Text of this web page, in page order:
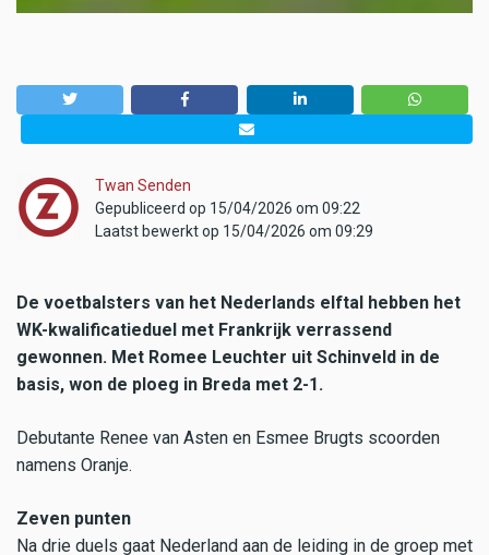
Twan Senden
Gepubliceerd op 15/04/2026 om 09:22
Laatst bewerkt op 15/04/2026 om 09:29
De voetbalsters van het Nederlands elftal hebben het
WK-kwalificatieduel met Frankrijk verrassend
gewonnen. Met Romee Leuchter uit Schinveld in de
basis, won de ploeg in Breda met 2-1.
Debutante Renee van Asten en Esmee Brugts scoorden
namens Oranje.
Zeven punten
Na drie duels gaat Nederland aan de leiding in de groep met